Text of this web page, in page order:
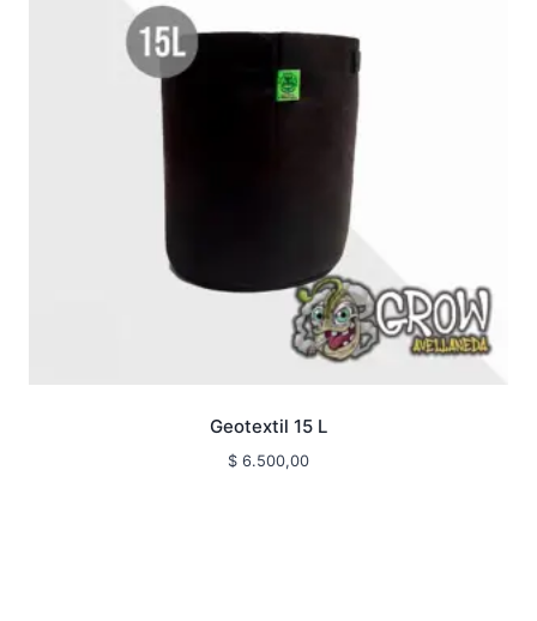
Geotextil 15 L
$ 6.500,00